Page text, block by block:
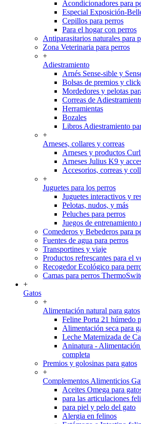
Acondicionadores para
Especial Exposición-
Cepillos para perros
Para el hogar con perros
Antiparasitarios naturales para
Zona Veterinaria para perros
+
Adiestramiento
Arnés Sense-sible y
Bolsas de premios y
Mordedores y pelotas
Correas de
Herramientas
Bozales
Libros Adiestramiento
+
Arneses, collares y correas
Arneses y productos
Arneses Julius K9 y
Accesorios, correas y
+
Juguetes para los perros
Juguetes interactivos y
Pelotas, nudos, y más
Peluches para perros
Juegos de entrenamiento
Comederos y Bebederos para
Fuentes de agua para perros
Transportines y viaje
Productos refrescantes para el
Recogedor Ecológico para
Camas para perros
+
Gatos
+
Alimentación natural para gatos
Feline Porta 21 húmedo
Alimentación seca para
Leche Maternizada de
Aninatura -
completa
Premios y golosinas para gatos
+
Complementos Alimenticios
Aceites Omega para
para las articulaciones
para piel y pelo del gato
Alergia en felinos